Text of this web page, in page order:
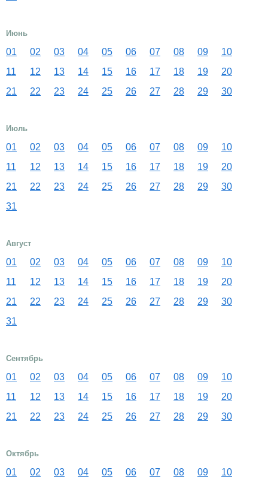
Июнь
01 02 03 04 05 06 07 08 09
10
11
12 13 14 15 16 17 18 19
20
21
22 23 24 25 26 27 28 29 30
Июль
01 02 03 04 05 06 07 08 09
10
11
12 13 14 15 16 17 18 19
20
21
22 23 24 25 26 27 28 29
30
31
Август
01 02 03 04 05 06 07 08 09
10
11
12 13 14 15 16 17 18 19
20
21
22 23 24 25 26 27 28 29
30
31
Сентябрь
01 02 03 04 05 06 07 08 09
10
11
12 13 14 15 16 17 18 19
20
21
22 23 24 25 26 27 28 29 30
Октябрь
01 02 03 04 05 06 07 08 09
10